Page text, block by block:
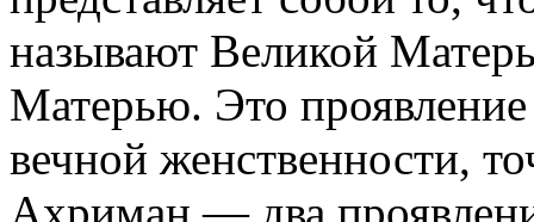
называют Великой
Матерью. Это
вечной женственности,
Ахриман — два